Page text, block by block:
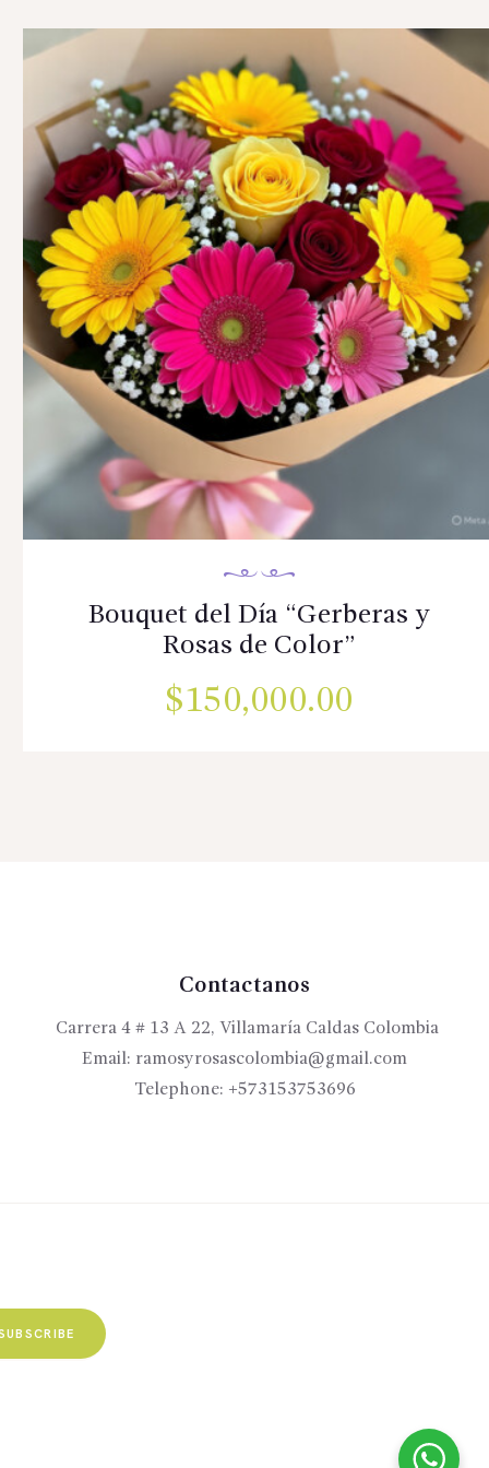
Bouquet del Día “Gerberas y
Rosas de Color”
$150,000.00
Contactanos
Carrera 4 # 13 A 22, Villamaría Caldas Colombia
Email: ramosyrosascolombia@gmail.com
Telephone: +573153753696